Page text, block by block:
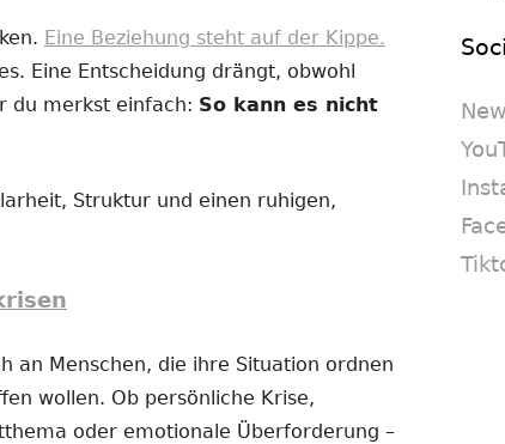
Eine Beziehung steht auf der Kippe.
Eine Entscheidung drängt, obwohl
du merkst einfach: So kann es nicht
Struktur und einen ruhigen,
an Menschen, die ihre Situation ordnen
wollen. Ob persönliche Krise,
oder emotionale Überforderung –